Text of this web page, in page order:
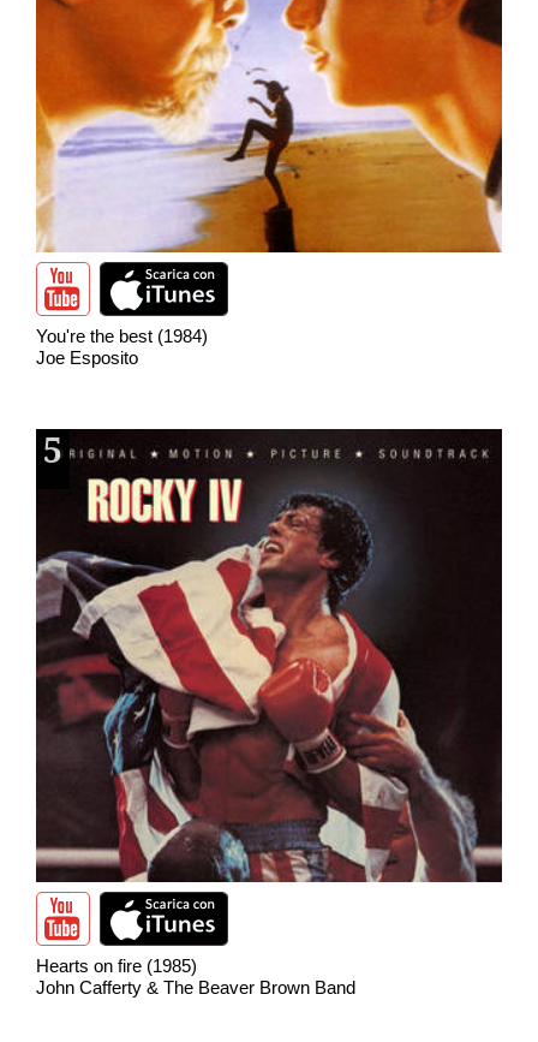
You're the best (1984)
Joe Esposito
5
Hearts on fire (1985)
John Cafferty & The Beaver Brown Band